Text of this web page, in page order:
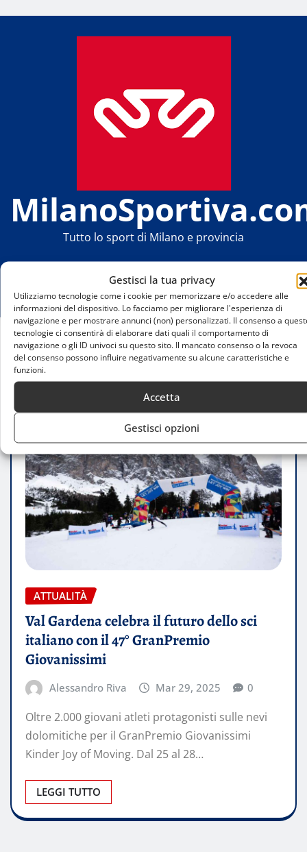
Gestisci la tua privacy
Utilizziamo tecnologie come i cookie per memorizzare e/o accedere alle
informazioni del dispositivo. Lo facciamo per migliorare l'esperienza di
navigazione e per mostrare annunci (non) personalizzati. Il consenso a
tecnologie ci consentirà di elaborare dati quali il comportamento di
navigazione o gli ID univoci su questo sito. Il mancato consenso o la revoca
del consenso possono influire negativamente su alcune caratteristiche e
funzioni.
Accetta
Gestisci opzioni
Tutto lo sport di Milano e provincia
Home
Val Gardena celebra il futuro dello sci italiano con
il 47° GranPremio Giovanissimi
ATTUALITÀ
Val Gardena celebra il futuro dello sci
italiano con il 47° GranPremio
Giovanissimi
Alessandro Riva Mar 29, 2025 0
Oltre 2.000 giovani atleti protagonisti sulle nevi
dolomitiche per il GranPremio Giovanissimi
Kinder Joy of Moving. Dal 25 al 28…
LEGGI TUTTO